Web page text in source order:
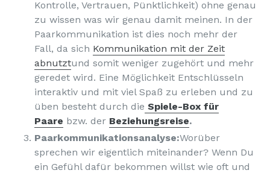
Kontrolle, Vertrauen, Pünktlichkeit) ohne genau
zu wissen was wir genau damit meinen. In der
Paarkommunikation ist dies noch mehr der
Fall, da sich Kommunikation mit der Zeit
abnutztund somit weniger zugehört und mehr
geredet wird. Eine Möglichkeit Entschlüsseln
interaktiv und mit viel Spaß zu erleben und zu
üben besteht durch die Spiele-Box für
Paare bzw. der Beziehungsreise.
Paarkommunikationsanalyse:Worüber
sprechen wir eigentlich miteinander? Wenn Du
ein Gefühl dafür bekommen willst wie oft und